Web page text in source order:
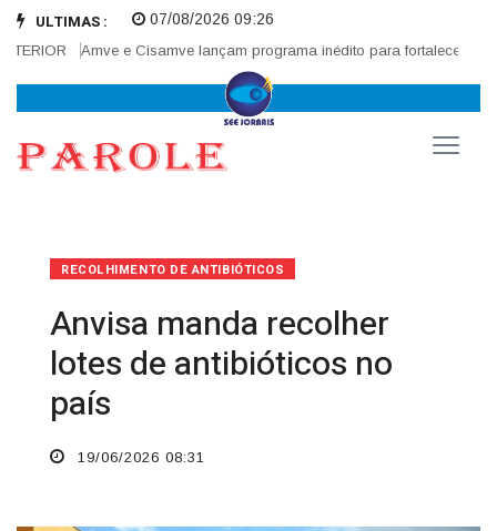
ULTIMAS :
Amve e Cisamve lançam programa inédito para fortalecer
07/08/2026 09:26
RECOLHIMENTO DE ANTIBIÓTICOS
Anvisa manda recolher
lotes de antibióticos no
país
19/06/2026 08:31